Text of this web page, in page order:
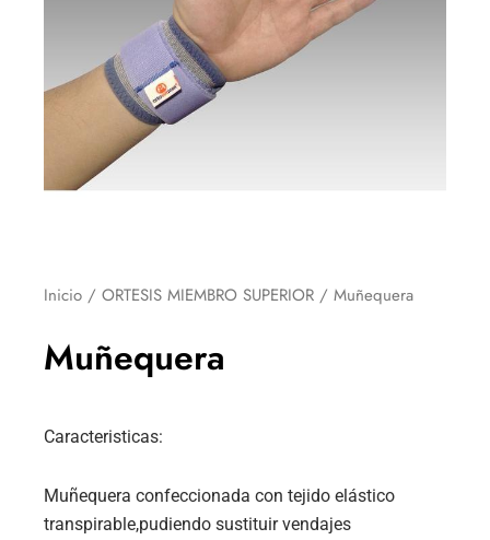
Inicio / ORTESIS MIEMBRO SUPERIOR / Muñequera
Muñequera
Caracteristicas:
Muñequera confeccionada con tejido elástico
transpirable,pudiendo sustituir vendajes